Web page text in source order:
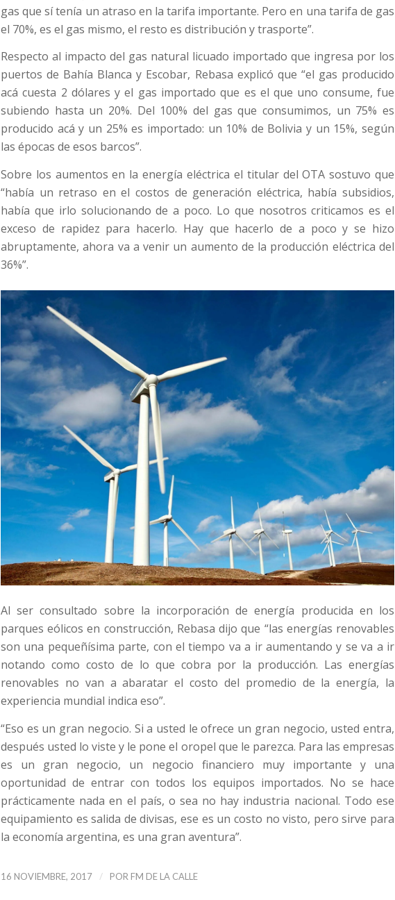
gas que sí tenía un atraso en la tarifa importante. Pero en una tarifa de gas
el 70%, es el gas mismo, el resto es distribución y trasporte”.
Respecto al impacto del gas natural licuado importado que ingresa por los
puertos de Bahía Blanca y Escobar, Rebasa explicó que “el gas producido
acá cuesta 2 dólares y el gas importado que es el que uno consume, fue
subiendo hasta un 20%. Del 100% del gas que consumimos, un 75% es
producido acá y un 25% es importado: un 10% de Bolivia y un 15%, según
las épocas de esos barcos”.
Sobre los aumentos en la energía eléctrica el titular del OTA sostuvo que
“había un retraso en el costos de generación eléctrica, había subsidios,
había que irlo solucionando de a poco. Lo que nosotros criticamos es el
exceso de rapidez para hacerlo. Hay que hacerlo de a poco y se hizo
abruptamente, ahora va a venir un aumento de la producción eléctrica del
36%”.
Al ser consultado sobre la incorporación de energía producida en los
parques eólicos en construcción, Rebasa dijo que “las energías renovables
son una pequeñísima parte, con el tiempo va a ir aumentando y se va a ir
notando como costo de lo que cobra por la producción. Las energías
renovables no van a abaratar el costo del promedio de la energía, la
experiencia mundial indica eso”.
“Eso es un gran negocio. Si a usted le ofrece un gran negocio, usted entra,
después usted lo viste y le pone el oropel que le parezca. Para las empresas
es un gran negocio, un negocio financiero muy importante y una
oportunidad de entrar con todos los equipos importados. No se hace
prácticamente nada en el país, o sea no hay industria nacional. Todo ese
equipamiento es salida de divisas, ese es un costo no visto, pero sirve para
la economía argentina, es una gran aventura”.
16 NOVIEMBRE, 2017 / POR FM DE LA CALLE